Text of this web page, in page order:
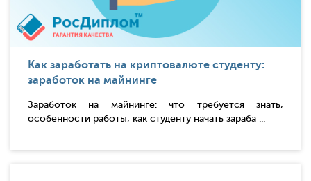
Как заработать на криптовалюте студенту:
заработок на майнинге
Заработок на майнинге: что требуется знать,
особенности работы, как студенту начать зараба ...